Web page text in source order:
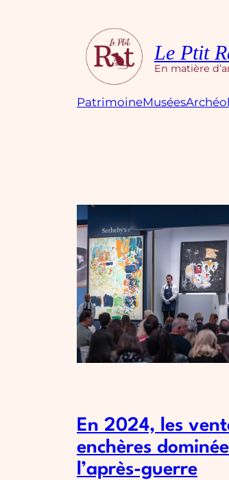
Le Ptit
En matière
PatrimoineMusées
En 2024, les
enchères
l’après-guerre